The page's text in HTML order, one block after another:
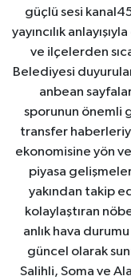
güçlü sesi
yayıncılık
ve ilçelerden
Belediyesi
anbean
sporunun önemli
transfer
ekonomisine yön
piyasa
yakından takip
kolaylaştıran
anlık hava
güncel olarak
Salihli, Soma ve